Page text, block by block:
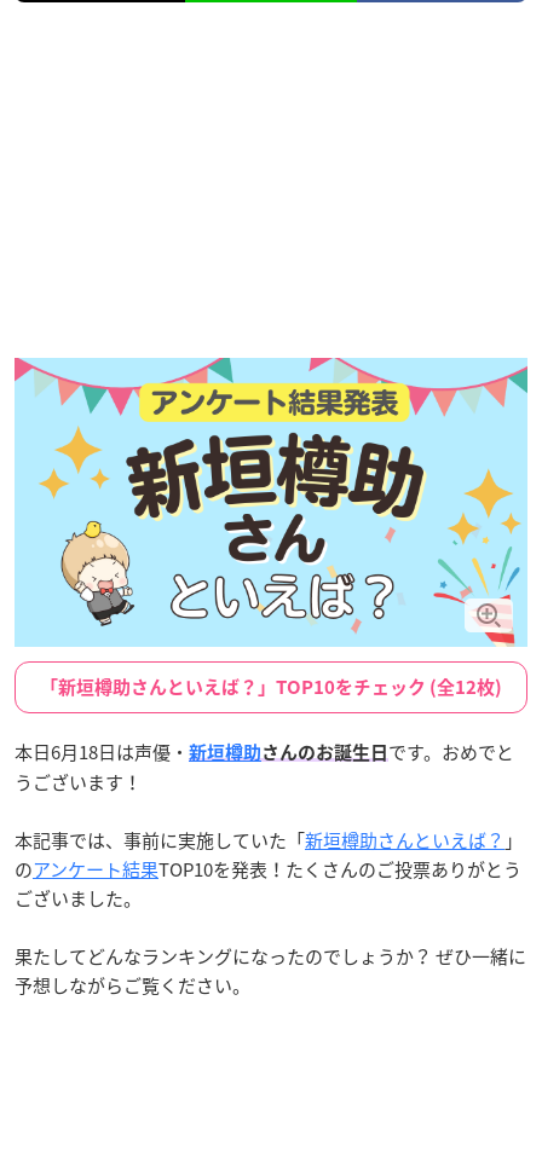
「新垣樽助さんといえば？」TOP10をチェック (全12枚)
本日6月18日は声優・ 新垣樽助 さんのお誕生日 です。おめでと
うございます！
本記事では、事前に実施していた「新垣樽助さんといえば？ 」
のアンケート結果TOP10を発表！たくさんのご投票ありがとう
ございました。
果たしてどんなランキングになったのでしょうか？ ぜひ一緒に
予想しながらご覧ください。